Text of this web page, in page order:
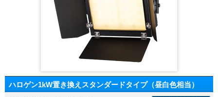
ハロゲン1kW置き換えスタンダードタイプ（昼白色相当）